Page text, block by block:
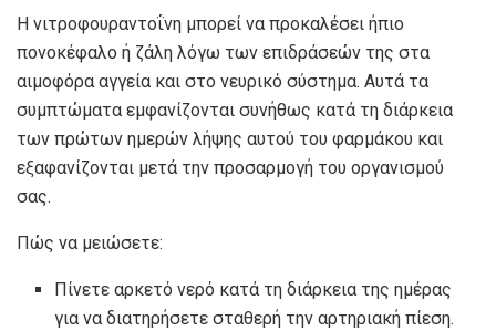
Η νιτροφουραντοΐνη μπορεί να προκαλέσει ήπιο
πονοκέφαλο ή ζάλη λόγω των επιδράσεών της στα
αιμοφόρα αγγεία και στο νευρικό σύστημα. Αυτά τα
συμπτώματα εμφανίζονται συνήθως κατά τη διάρκεια
των πρώτων ημερών λήψης αυτού του φαρμάκου και
εξαφανίζονται μετά την προσαρμογή του οργανισμού
σας.
Πώς να μειώσετε:
Πίνετε αρκετό νερό κατά τη διάρκεια της ημέρας
για να διατηρήσετε σταθερή την αρτηριακή πίεση.